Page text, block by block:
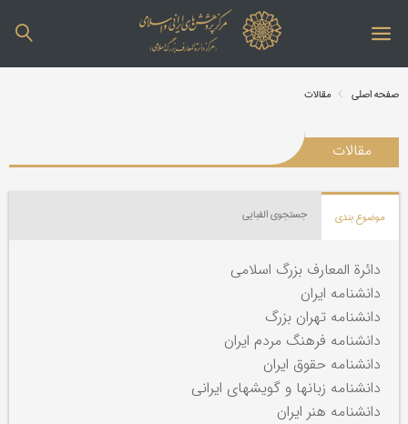
صفحه اصلی مقالات
مقالات
موضوع بندی جستجوی الفبایی
دائرة المعارف بزرگ اسلامی
دانشنامه ایران
دانشنامه تهران بزرگ
دانشنامه فرهنگ مردم ایران
دانشنامه حقوق ایران
دانشنامه زبانها و گویشهای ایرانی
دانشنامه هنر ایران